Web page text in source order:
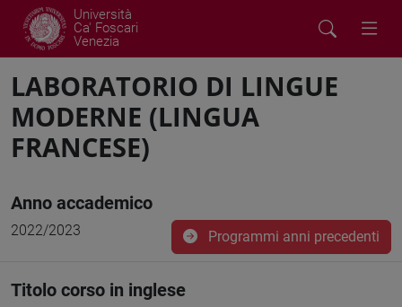
Università
Ca' Foscari
Venezia
LABORATORIO DI LINGUE
MODERNE (LINGUA
FRANCESE)
Anno accademico
2022/2023 Programmi anni precedenti
Titolo corso in inglese